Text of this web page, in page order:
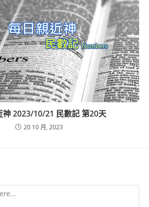
神 2023/10/21 民數記 第20天
20 10 月, 2023